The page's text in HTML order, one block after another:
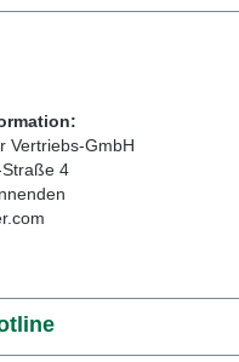
Vertriebs-GmbH
4